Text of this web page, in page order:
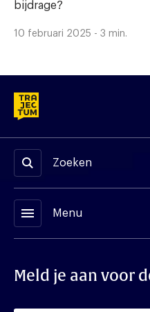
bijdrage?
10 februari 2025 - 3 min.
Zoeken
menu Menu
Meld je aan voor